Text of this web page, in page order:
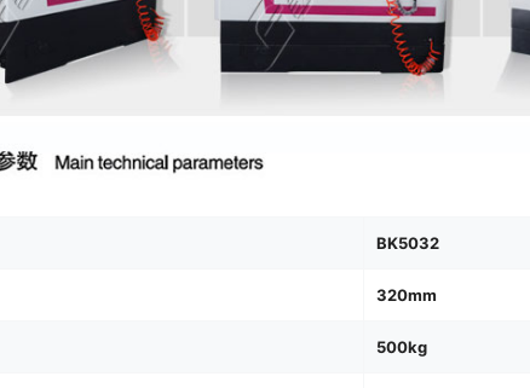
BK5032
320mm
500kg